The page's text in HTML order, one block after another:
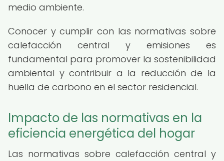
medio ambiente.
Conocer y cumplir con las normativas sobre
calefacción central y emisiones es
fundamental para promover la sostenibilidad
ambiental y contribuir a la reducción de la
huella de carbono en el sector residencial.
Impacto de las normativas en la
eficiencia energética del hogar
Las normativas sobre calefacción central y